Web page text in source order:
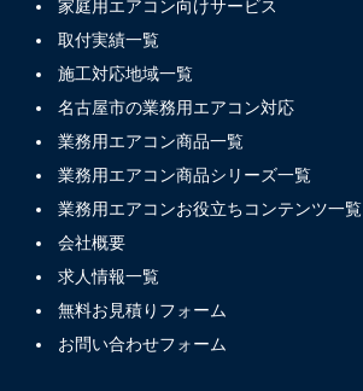
家庭用エアコン向けサービス
取付実績一覧
施工対応地域一覧
名古屋市の業務用エアコン対応
業務用エアコン商品一覧
業務用エアコン商品シリーズ一覧
業務用エアコンお役立ちコンテンツ一覧
会社概要
求人情報一覧
無料お見積りフォーム
お問い合わせフォーム